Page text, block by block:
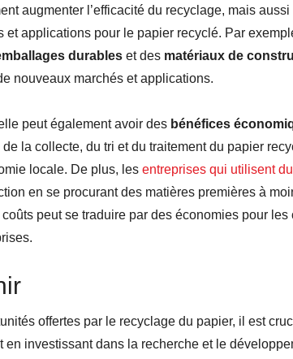
augmenter l’efficacité du recyclage, mais aussi
applications pour le papier recyclé. Par
durables et des matériaux de
nouveaux marchés et applications.
peut également avoir des bénéfices
la collecte, du tri et du traitement du papier
locale. De plus, les entreprises qui utilisent
en se procurant des matières premières à
peut se traduire par des économies pour les
offertes par le recyclage du papier, il est
investissant dans la recherche et le